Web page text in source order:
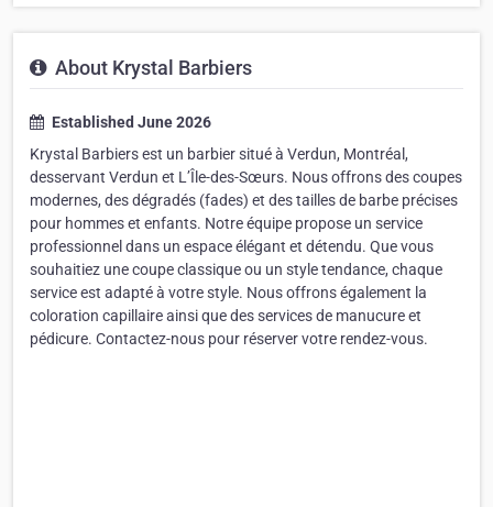
About Krystal Barbiers
Established June 2026
Krystal Barbiers est un barbier situé à Verdun, Montréal,
desservant Verdun et L’Île-des-Sœurs. Nous offrons des coupes
modernes, des dégradés (fades) et des tailles de barbe précises
pour hommes et enfants. Notre équipe propose un service
professionnel dans un espace élégant et détendu. Que vous
souhaitiez une coupe classique ou un style tendance, chaque
service est adapté à votre style. Nous offrons également la
coloration capillaire ainsi que des services de manucure et
pédicure. Contactez-nous pour réserver votre rendez-vous.